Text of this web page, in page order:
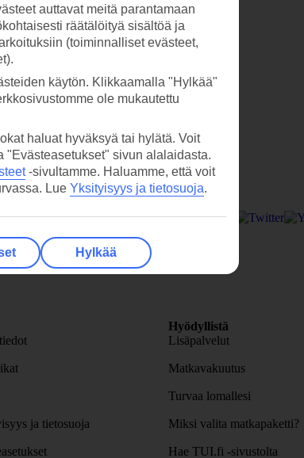
ja tietosuoja
Hyödyllistä
Lisäpalvelut
Matkavakuutus
Turvaa lomallesi
Miksi valita matkapaketti?
Hae TUI.fi -sivustolta
auttavat meitä parantamaan
räätälöityä sisältöä ja
(toiminnalliset evästeet,
käytön. Klikkaamalla "Hylkää"
ole mukautettu
haluat hyväksyä tai hylätä. Voit
"Evästeasetukset" sivun alalaidasta.
-sivultamme. Haluamme, että voit
Lue Yksityisyys ja tietosuoja.
Hylkää